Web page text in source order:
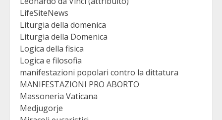
LifeSiteNews
Liturgia della domenica
Liturgia della Domenica
Logica della fisica
Logica e filosofia
manifestazioni popolari contro la dittatura
MANIFESTAZIONI PRO ABORTO
Massoneria Vaticana
Medjugorje